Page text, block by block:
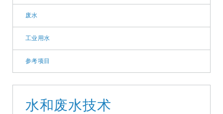
废水
工业用水
参考项目
水和废水技术